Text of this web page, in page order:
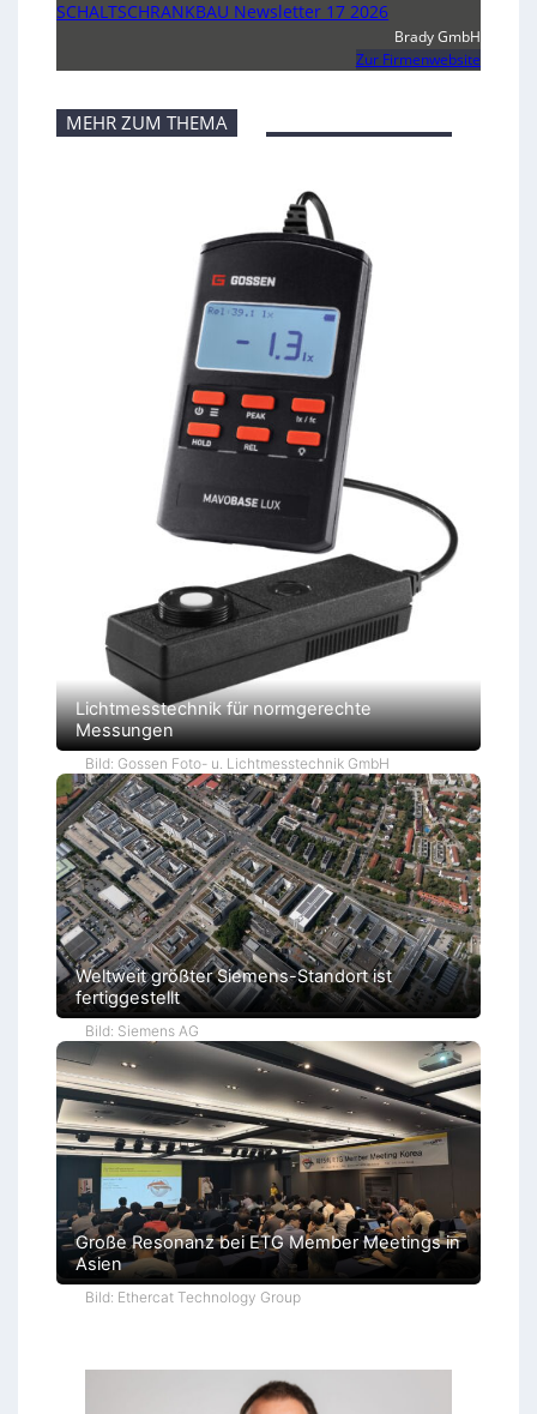
SCHALTSCHRANKBAU Newsletter 17 2026
Brady GmbH
Zur Firmenwebsite
MEHR ZUM THEMA
Lichtmesstechnik für normgerechte
Messungen
Bild: Gossen Foto- u. Lichtmesstechnik GmbH
Weltweit größter Siemens-Standort ist
fertiggestellt
Bild: Siemens AG
Große Resonanz bei ETG Member Meetings in
Asien
Bild: Ethercat Technology Group